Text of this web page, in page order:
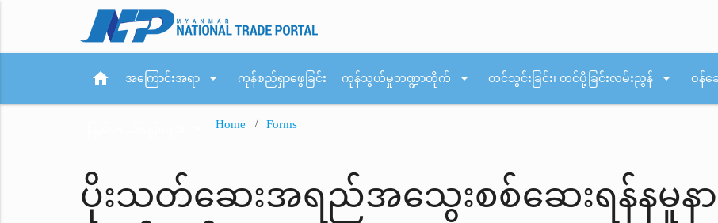
home အကြောင်းအရာ arrow_drop_down ကုန်စည်ရှာဖွေခြင်း ကုန်သွယ်မှုဘဏ္ဍာတိုက် arrow_drop_down တင်သွင်းခြင်း၊ တင်ပို့ခြင်းလမ်းညွှန် arrow_drop_down ဝန်
Home Forms
ပိုးသတ်ဆေးအရည်အသွေးစစ်ဆေးရန်နမူ